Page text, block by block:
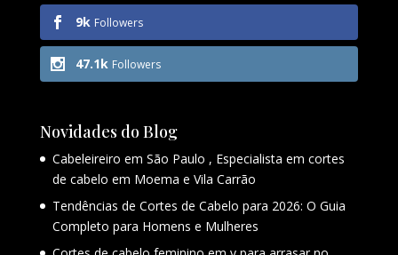
9k Followers
47.1k Followers
Novidades do Blog
Cabeleireiro em São Paulo , Especialista em cortes
de cabelo em Moema e Vila Carrão
Tendências de Cortes de Cabelo para 2026: O Guia
Completo para Homens e Mulheres